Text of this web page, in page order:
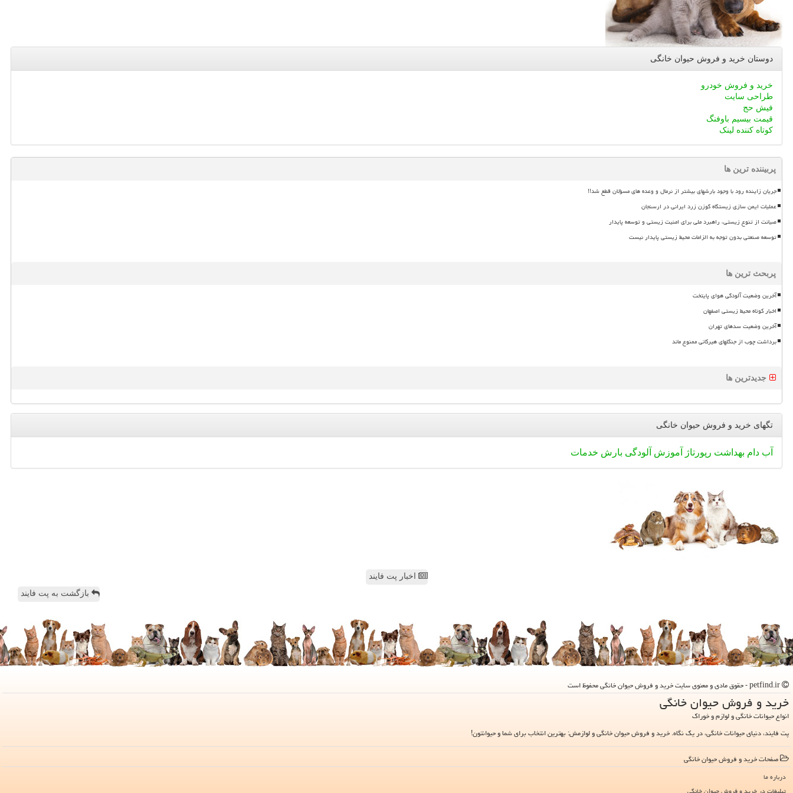
دوستان خرید و فروش حیوان خانگی
خرید و فروش خودرو
طراحی سایت
فیش حج
قیمت بیسیم باوفنگ
کوتاه کننده لینک
پربیننده ترین ها
جریان زاینده رود با وجود بارشهای بیشتر از نرمال و وعده های مسؤلان قطع شد!!
عملیات ایمن سازی زیستگاه گوزن زرد ایرانی در ارسنجان
صیانت از تنوع زیستی، راهبرد ملی برای امنیت زیستی و توسعه پایدار
توسعه صنعتی بدون توجه به الزامات محیط زیستی پایدار نیست
پربحث ترین ها
آخرین وضعیت آلودگی هوای پایتخت
اخبار کوتاه محیط زیستی اصفهان
آخرین وضعیت سدهای تهران
برداشت چوب از جنگلهای هیرکانی ممنوع ماند
جدیدترین ها
تگهای خرید و فروش حیوان خانگی
آب دام بهداشت رپورتاژ آموزش آلودگی بارش خدمات
اخبار پت فایند
بازگشت به پت فایند
خرید و فروش حیوان خانگی
انواع حیوانات خانگی و لوازم و خوراک
پت فایند، دنیای حیوانات خانگی، در یک نگاه. خرید و فروش حیوان خانگی و لوازمش: بهترین انتخاب برای شما و حیوانتون!
صفحات خرید و فروش حیوان خانگی
درباره ما